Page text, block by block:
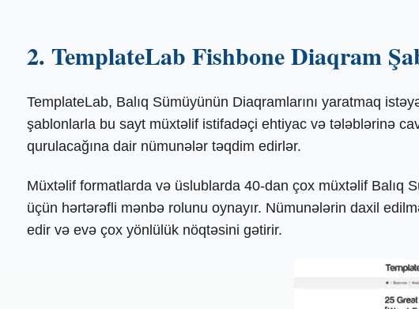
2. TemplateLab Fishbone Diaqram
TemplateLab, Balıq Sümüyünün Diaqramlarını yaratmaq
şablonlarla bu sayt müxtəlif istifadəçi ehtiyac və tələblərinə
qurulacağına dair nümunələr təqdim edirlər.
Müxtəlif formatlarda və üslublarda 40-dan çox müxtəlif Balıq
üçün hərtərəfli mənbə rolunu oynayır. Nümunələrin daxil
edir və evə çox yönlülük nöqtəsini gətirir.